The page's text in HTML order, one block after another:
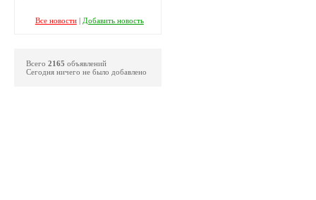
Все новости| Добавить новость
Всего 2165 объявлений
Сегодня ничего не было добавлено